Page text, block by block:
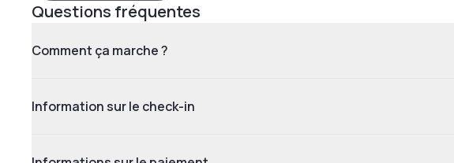
Questions fréquentes
Comment ça marche ?
Information sur le check-in